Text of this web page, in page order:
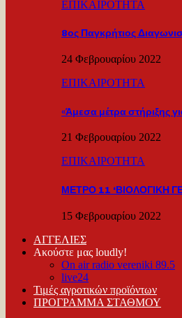
ΕΠΙΚΑΙΡΟΤΗΤΑ
8ος Παγκρήτιος
24 Φεβρουαρίου 2022
ΕΠΙΚΑΙΡΟΤΗΤΑ
«Άμεσα μέτρα στήριξης
21 Φεβρουαρίου 2022
ΕΠΙΚΑΙΡΟΤΗΤΑ
ΜΕΤΡΟ 11 ‘ΒΙΟΛΟΓΙΚΗ
15 Φεβρουαρίου 2022
ΑΓΓΕΛΙΕΣ
Ακούστε μας loudly!
On air radio vereniki 89.5
live24
Τιμές αγροτικών προϊόντων
ΠΡΟΓΡΑΜΜΑ ΣΤΑΘΜΟΥ